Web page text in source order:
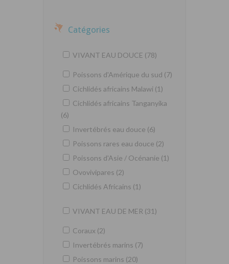
Catégories
VIVANT EAU DOUCE (78)
Poissons d'Amérique du sud (7)
Cichlidés africains Malawi (1)
Cichlidés africains Tanganyika
(6)
Invertébrés eau douce (6)
Poissons rares eau douce (2)
Poissons d'Asie / Océnanie (1)
Ovovivipares (2)
Cichlidés Africains (1)
VIVANT EAU DE MER (31)
Coraux (2)
Invertébrés marins (7)
Poissons marins (20)